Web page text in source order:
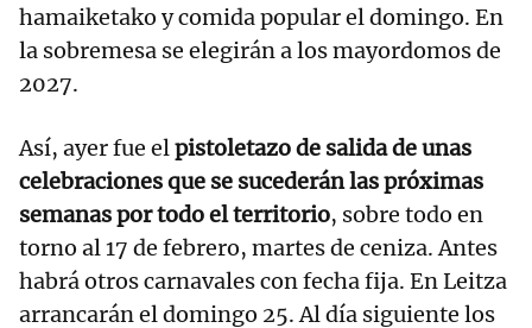
hamaiketako y comida popular el domingo. En
la sobremesa se elegirán a los mayordomos de
2027.
Así, ayer fue elpistoletazo de salida de unas
celebraciones que se sucederán las próximas
semanas por todo el territorio, sobre todo en
torno al 17 de febrero, martes de ceniza. Antes
habrá otros carnavales con fecha fija. En Leitza
arrancarán el domingo 25. Al día siguiente los